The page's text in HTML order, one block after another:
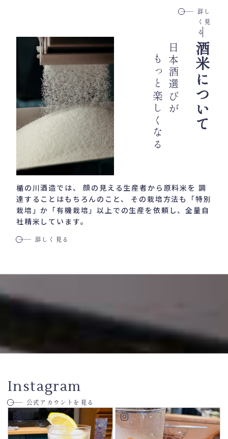
詳し
く見
る
酒米について
日本酒選びが
もっと楽しくなる
楯の川酒造では、 顔の見える生産者から原料米を 調
達することはもちろんのこと、
その栽培方法も「特別
栽培」か「有機栽培」以上での生産を依頼し、全量自
社精米しています。
詳しく見る
Instagram
公式アカウントを見る